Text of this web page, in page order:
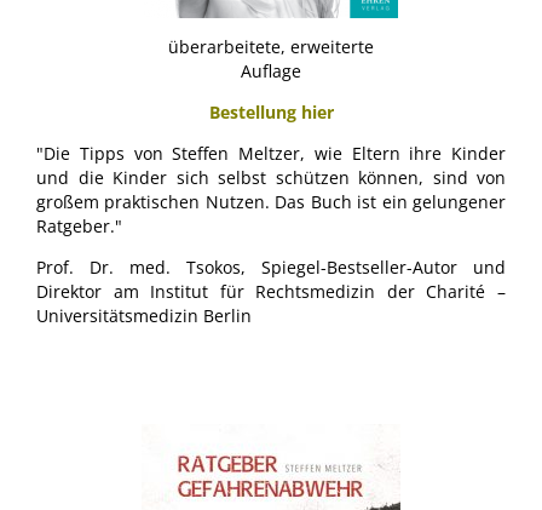
überarbeitete, erweiterte
Auflage
Bestellung hier
"Die Tipps von Steffen Meltzer, wie Eltern ihre Kinder
und die Kinder sich selbst schützen können, sind von
großem praktischen Nutzen. Das Buch ist ein gelungener
Ratgeber."
Prof. Dr. med. Tsokos, Spiegel-Bestseller-Autor und
Direktor am Institut für Rechtsmedizin der Charité –
Universitätsmedizin Berlin